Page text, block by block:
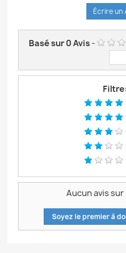
Écrire un
Basé sur0Avis-
Filtre:
Aucun avis
Soyez le premier à